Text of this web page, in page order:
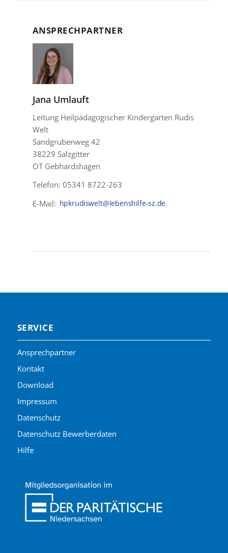
ANSPRECHPARTNER
Jana Umlauft
Leitung Heilpädagogischer Kindergarten Rudis
Welt
Sandgrubenweg 42
38229 Salzgitter
OT Gebhardshagen
Telefon: 05341 8722-263
E-Mail:
SERVICE
Ansprechpartner
Kontakt
Download
Impressum
Datenschutz
Datenschutz Bewerberdaten
Hilfe